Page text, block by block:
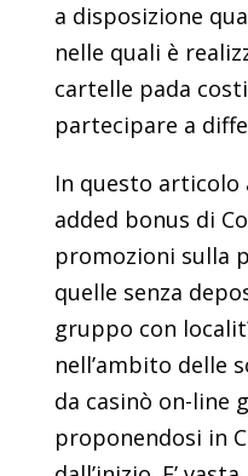
a disposizione
nelle quali è
cartelle pada
partecipare a
In questo
added bonus di
promozioni sulla
quelle senza
gruppo con
nell’ambito delle
da casinò on-line
proponendosi in